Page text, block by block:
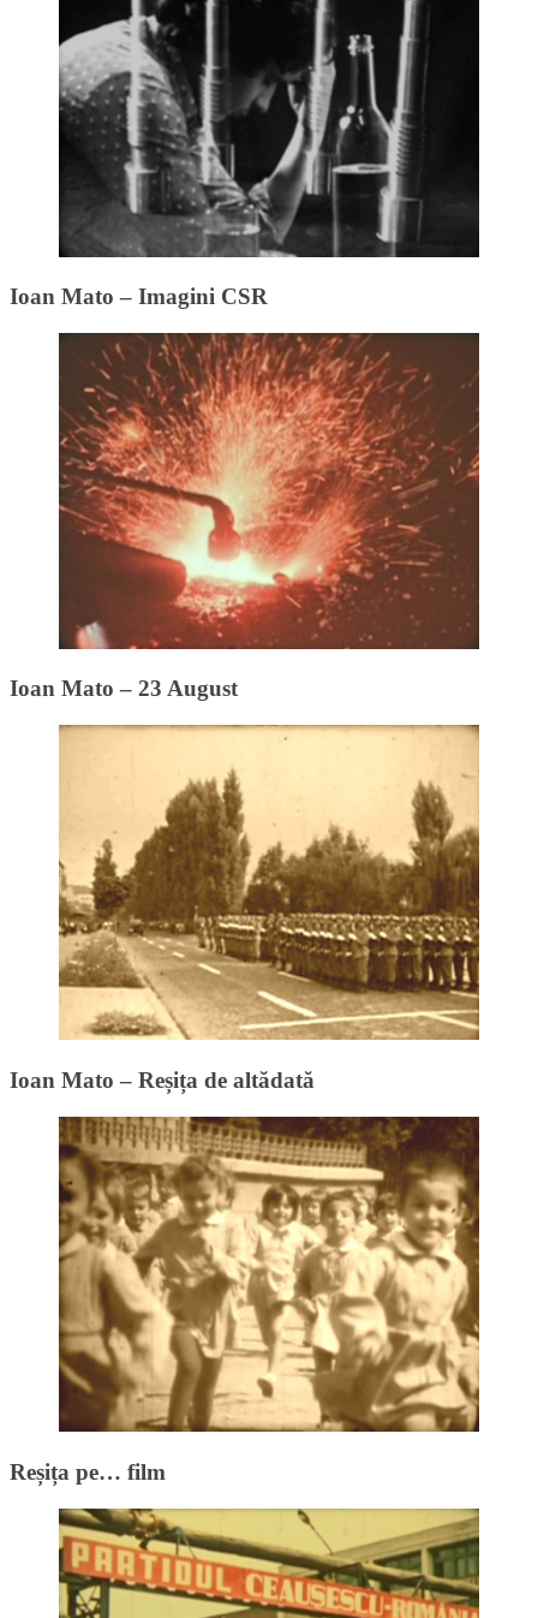
Ioan Mato – Imagini CSR
Ioan Mato – 23 August
Ioan Mato – Reșița de altădată
Reșița pe… film